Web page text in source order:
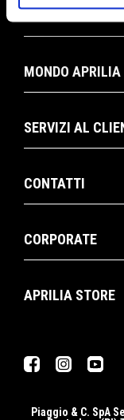
MONDO APRILIA
SERVIZI AL
CONTATTI
CORPORATE
APRILIA STORE
FacebookInstagram
Piaggio & C. SpA